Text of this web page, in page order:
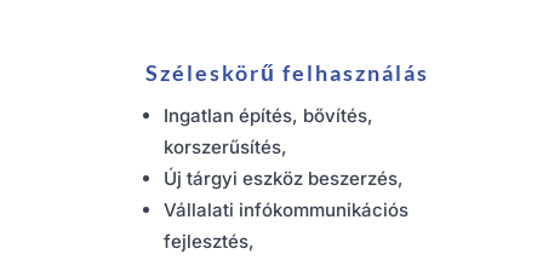
Széleskörű felhasználás
Ingatlan építés, bővítés,
korszerűsítés,
Új tárgyi eszköz beszerzés,
Vállalati infókommunikációs
fejlesztés,